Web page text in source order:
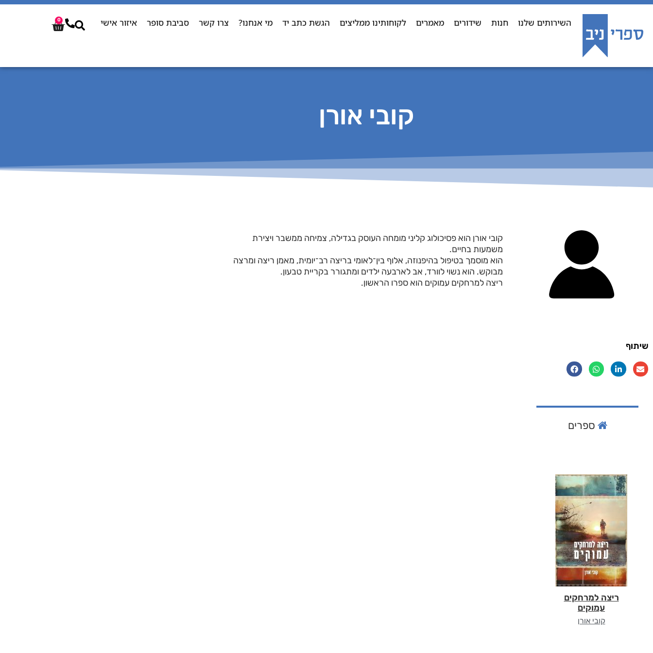
השירותים שלנו חנות שידורים מאמרים לקוחותינו ממליצים הגשת כתב יד מי אנחנו? צרו קשר סביבת סופר איזור אישי 0
קובי אורן
קובי אורן הוא פסיכולוג קליני מומחה העוסק בגדילה, צמיחה ממשבר ויצירת
משמעות בחיים.
הוא מוסמך בטיפול בהיפנוזה, אלוף בין־לאומי בריצה רב־יומית, מאמן ריצה ומרצה
מבוקש. הוא נשוי לוורד, אב לארבעה ילדים ומתגורר בקריית טבעון.
ריצה למרחקים עמוקים הוא ספרו הראשון.
שיתוף
ספרים
ריצה למרחקים
עמוקים
קובי אורן